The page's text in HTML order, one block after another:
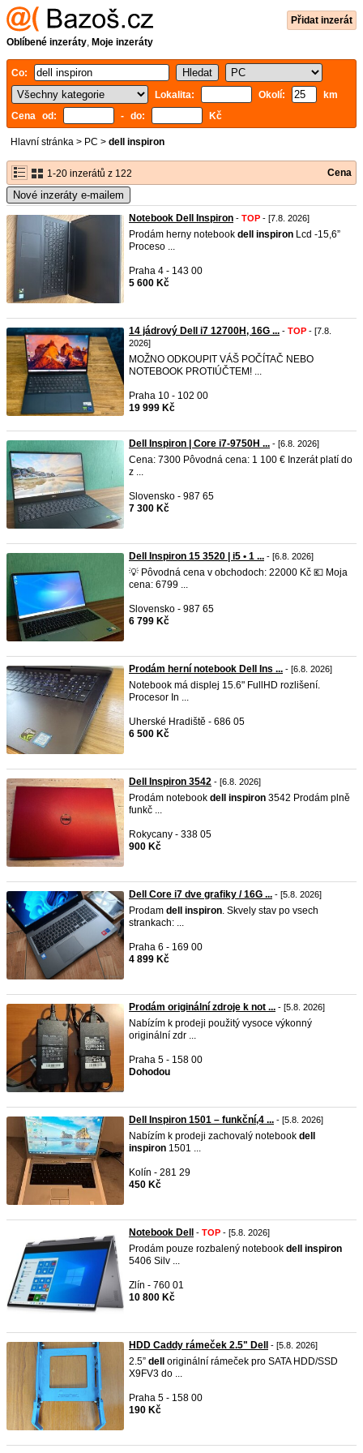
Přidat inzerát
Oblíbené inzeráty, Moje inzeráty
Co:
Lokalita:
Okolí:
km
Cena od:
- do: Kč
Hlavní stránka > PC > dell inspiron
1-20 inzerátů z 122 Cena
Nové inzeráty e-mailem
Notebook Dell Inspiron - TOP - [7.8. 2026]
Prodám herny notebook dell inspiron Lcd -15,6”
Proceso ...
Praha 4 - 143 00
5 600 Kč
14 jádrový Dell i7 12700H, 16G ... - TOP - [7.8.
2026]
MOŽNO ODKOUPIT VÁŠ POČÍTAČ NEBO
NOTEBOOK PROTIÚČTEM! ...
Praha 10 - 102 00
19 999 Kč
Dell Inspiron | Core i7-9750H ... - [6.8. 2026]
Cena: 7300 Pôvodná cena: 1 100 € Inzerát platí do
z ...
Slovensko - 987 65
7 300 Kč
Dell Inspiron 15 3520 | i5 • 1 ... - [6.8. 2026]
💡 Pôvodná cena v obchodoch: 22000 Kč 💶 Moja
cena: 6799 ...
Slovensko - 987 65
6 799 Kč
Prodám herní notebook Dell Ins ... - [6.8. 2026]
Notebook má displej 15.6" FullHD rozlišení.
Procesor In ...
Uherské Hradiště - 686 05
6 500 Kč
Dell Inspiron 3542 - [6.8. 2026]
Prodám notebook dell inspiron 3542 Prodám plně
funkč ...
Rokycany - 338 05
900 Kč
Dell Core i7 dve grafiky / 16G ... - [5.8. 2026]
Prodam dell inspiron. Skvely stav po vsech
strankach: ...
Praha 6 - 169 00
4 899 Kč
Prodám originální zdroje k not ... - [5.8. 2026]
Nabízím k prodeji použitý vysoce výkonný
originální zdr ...
Praha 5 - 158 00
Dohodou
Dell Inspiron 1501 – funkční,4 ... - [5.8. 2026]
Nabízím k prodeji zachovalý notebook dell
inspiron 1501 ...
Kolín - 281 29
450 Kč
Notebook Dell - TOP - [5.8. 2026]
Prodám pouze rozbalený notebook dell
inspiron
5406 Silv ...
Zlín - 760 01
10 800 Kč
HDD Caddy rámeček 2.5" Dell - [5.8. 2026]
2.5” dell
originální rámeček pro SATA HDD/SSD
X9FV3 do ...
Praha 5 - 158 00
190 Kč